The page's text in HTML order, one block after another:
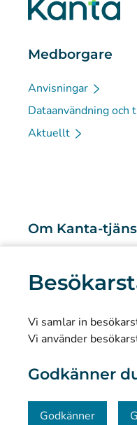
Vi samlar in
Vi använder
Godkänner
Godkänner
Medborgare
Anvisningar
Dataanvändning och
Aktuellt
Om Kanta-
Forskning och
Dataskydd och
Kommunikation och